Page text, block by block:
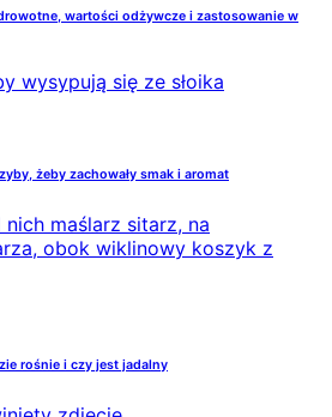
wartości odżywcze i zastosowanie w
żeby zachowały smak i aromat
rośnie i czy jest jadalny